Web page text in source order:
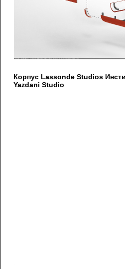
Корпус Lassonde Studios
Yazdani Studio